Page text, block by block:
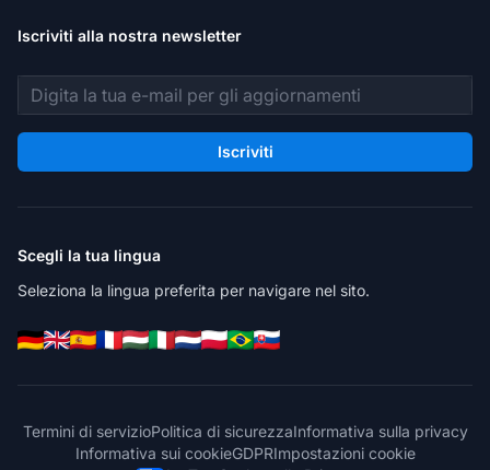
Iscriviti alla nostra newsletter
Indirizzo email
Iscriviti
Scegli la tua lingua
Seleziona la lingua preferita per navigare nel sito.
Termini di servizioPolitica di sicurezzaInformativa sulla privacy
Informativa sui cookieGDPRImpostazioni cookie